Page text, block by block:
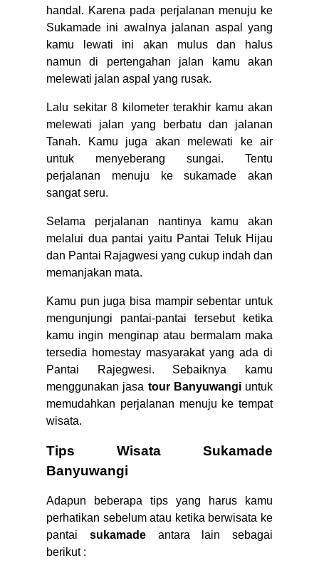
handal. Karena pada perjalanan menuju ke
Sukamade ini awalnya jalanan aspal yang
kamu lewati ini akan mulus dan halus
namun di pertengahan jalan kamu akan
melewati jalan aspal yang rusak.
Lalu sekitar 8 kilometer terakhir kamu akan
melewati jalan yang berbatu dan jalanan
Tanah. Kamu juga akan melewati ke air
untuk menyeberang sungai. Tentu
perjalanan menuju ke sukamade akan
sangat seru.
Selama perjalanan nantinya kamu akan
melalui dua pantai yaitu Pantai Teluk Hijau
dan Pantai Rajagwesi yang cukup indah dan
memanjakan mata.
Kamu pun juga bisa mampir sebentar untuk
mengunjungi pantai-pantai tersebut ketika
kamu ingin menginap atau bermalam maka
tersedia homestay masyarakat yang ada di
Pantai Rajegwesi. Sebaiknya kamu
menggunakan jasa tour Banyuwangiuntuk
memudahkan perjalanan menuju ke tempat
wisata.
Tips Wisata Sukamade
Banyuwangi
Adapun beberapa tips yang harus kamu
perhatikan sebelum atau ketika berwisata ke
pantai sukamadeantara lain sebagai
berikut :